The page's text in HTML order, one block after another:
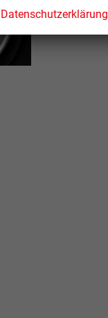
Datenschutzerklärung